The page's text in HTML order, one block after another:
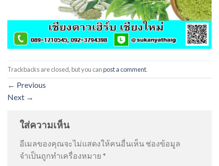
Trackbacks are closed, but you canpost a comment.
← Previous
Next →
ใส่ความเห็น
อีเมลของคุณจะไม่แสดงให้คนอื่นเห็น ช่องข้อมูล
จำเป็นถูกทำเครื่องหมาย *